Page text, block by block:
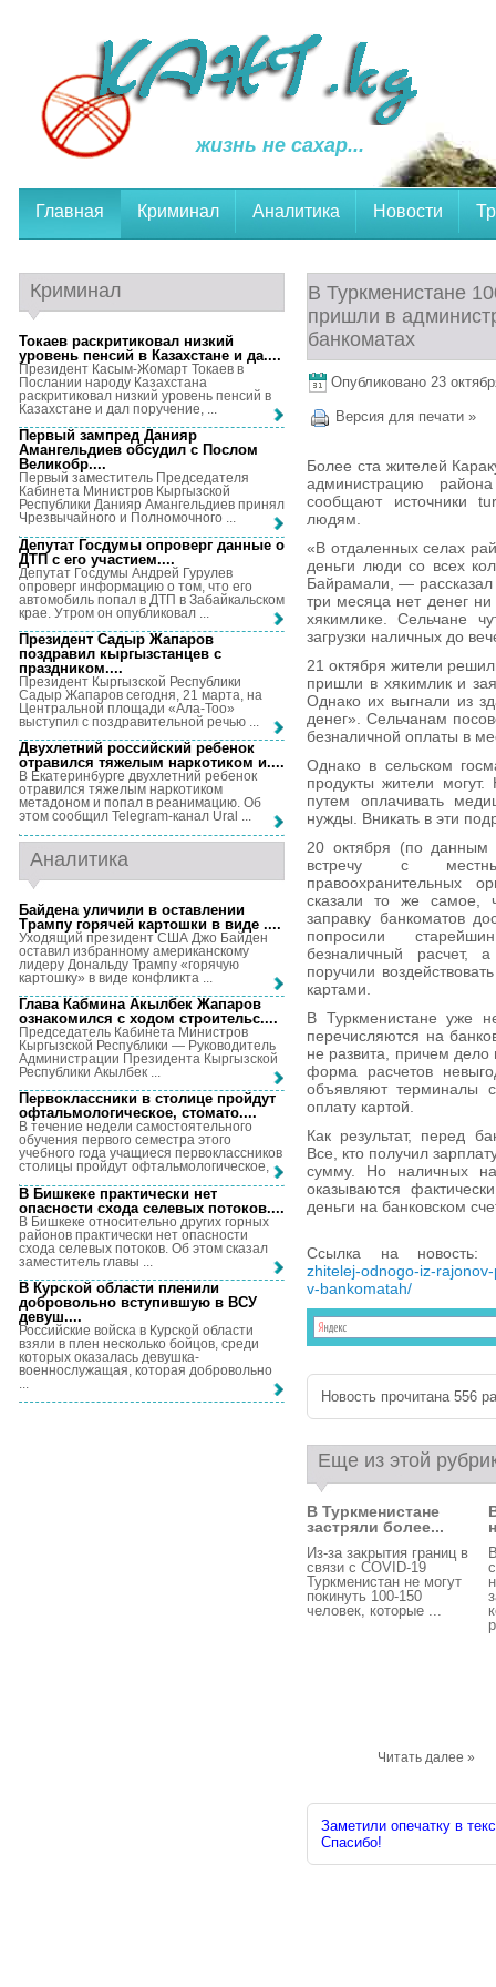
жизнь не сахар...
Главная Криминал Аналитика Новости
В Туркменистане
пришли в
банкоматах
Опубликовано 23
Версия для печати »
Более ста жителей
администрацию
сообщают источники
людям.
«В отдаленных селах
деньги люди со всех
Байрамали, —
три месяца нет денег
хякимлике. Сельчане
загрузки наличных до
21 октября жители
пришли в хякимлик и
Однако их выгнали из
денег». Сельчанам
безналичной оплаты в
Однако в сельском
продукты жители
путем оплачивать
нужды. Вникать в эти
20 октября (по данным
встречу с
правоохранительных
сказали то же самое,
заправку банкоматов
попросили
безналичный расчет, а
поручили
картами.
В Туркменистане уже
перечисляются на
не развита, причем дело
форма расчетов
объявляют терминалы
оплату картой.
Как результат, перед
Все, кто получил
сумму. Но наличных на
оказываются
деньги на банковском
Ссылка на
zhitelej-odnogo-iz-
v-bankomatah/
Новость прочитана 556
Еще из этой
В Туркменистане
застряли более...
Из-за закрытия границ в
связи с COVID-19
Туркменистан не могут
покинуть 100-150
человек, которые ...
Читать далее »
Заметили опечатку в
Спасибо!
Криминал
Токаев раскритиковал низкий
уровень пенсий в Казахстане и да....
Президент Касым-Жомарт Токаев в
Послании народу Казахстана
раскритиковал низкий уровень пенсий в
Казахстане и дал поручение, ...
Первый зампред Данияр
Амангельдиев обсудил с Послом
Великобр....
Первый заместитель Председателя
Кабинета Министров Кыргызской
Республики Данияр Амангельдиев принял
Чрезвычайного и Полномочного ...
Депутат Госдумы опроверг данные о
ДТП с его участием....
Депутат Госдумы Андрей Гурулев
опроверг информацию о том, что его
автомобиль попал в ДТП в Забайкальском
крае. Утром он опубликовал ...
Президент Садыр Жапаров
поздравил кыргызстанцев с
праздником....
Президент Кыргызской Республики
Садыр Жапаров сегодня, 21 марта, на
Центральной площади «Ала-Тоо»
выступил с поздравительной речью ...
Двухлетний российский ребенок
отравился тяжелым наркотиком и....
В Екатеринбурге двухлетний ребенок
отравился тяжелым наркотиком
метадоном и попал в реанимацию. Об
этом сообщил Telegram-канал Ural ...
Аналитика
Байдена уличили в оставлении
Трампу горячей картошки в виде ....
Уходящий президент США Джо Байден
оставил избранному американскому
лидеру Дональду Трампу «горячую
картошку» в виде конфликта ...
Глава Кабмина Акылбек Жапаров
ознакомился с ходом строительс....
Председатель Кабинета Министров
Кыргызской Республики — Руководитель
Администрации Президента Кыргызской
Республики Акылбек ...
Первоклассники в столице пройдут
офтальмологическое, стомато....
В течение недели самостоятельного
обучения первого семестра этого
учебного года учащиеся первоклассников
столицы пройдут офтальмологическое, ...
В Бишкеке практически нет
опасности схода селевых потоков....
В Бишкеке относительно других горных
районов практически нет опасности
схода селевых потоков. Об этом сказал
заместитель главы ...
В Курской области пленили
добровольно вступившую в ВСУ
девуш....
Российские войска в Курской области
взяли в плен несколько бойцов, среди
которых оказалась девушка-
военнослужащая, которая добровольно
...